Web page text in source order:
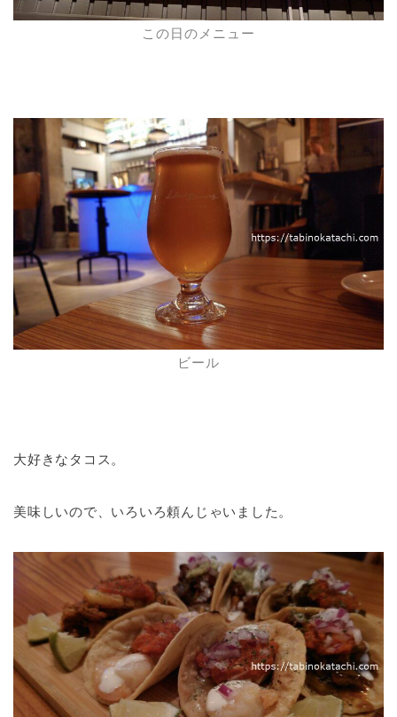
この日のメニュー
ビール
大好きなタコス。
美味しいので、いろいろ頼んじゃいました。